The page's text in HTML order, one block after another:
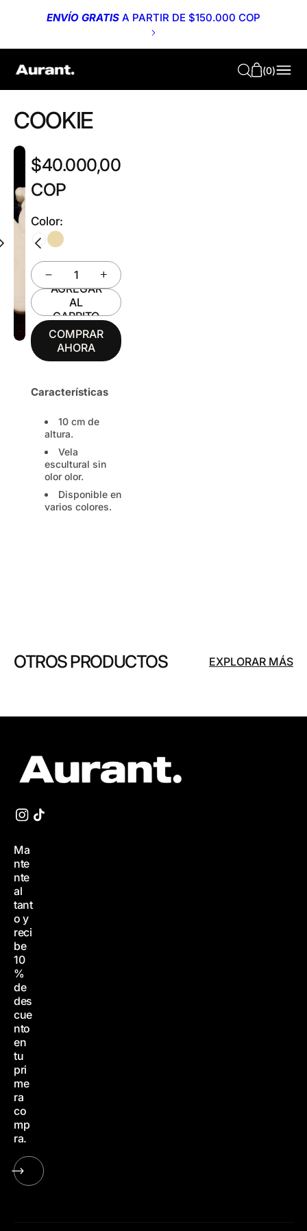
ENVÍO GRATIS A PARTIR DE $150.000 COP
(0)
COOKIE
Precio
regular
$40.000,00
COP
Color:
AGREGAR
AL
CARRITO
COMPRAR
AHORA
Características
10 cm de
altura.
Vela
escultural sin
olor olor.
Disponible en
varios colores.
OTROS PRODUCTOS EXPLORAR MÁS
Ma
nte
nte
al
tant
o y
reci
be
10
%
de
des
cue
nto
en
tu
pri
me
ra
co
mp
ra.